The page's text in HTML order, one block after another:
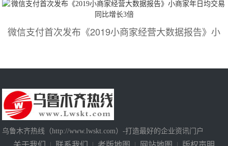
微信支付首次发布《2019小商家经营大数据报告》小
乌鲁木齐热线（http://www.lwskt.com）-打造最好的企业资讯门户